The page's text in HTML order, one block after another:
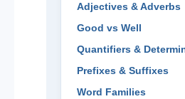
Adjectives & Adverbs
Good vs Well
Quantifiers &
Prefixes & Suffixes
Word Families